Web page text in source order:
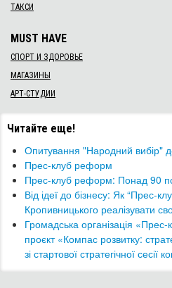
ТАКСИ
MUST HAVE
СПОРТ И ЗДОРОВЬЕ
МАГАЗИНЫ
АРТ-СТУДИИ
Читайте еще!
Опитування "Народний вибір"
Прес-клуб реформ
Прес-клуб реформ: Понад 90
​Від ідеї до бізнесу: Як “Прес-
Кропивницького реалізувати
​Громадська організація
проєкт «Компас розвитку:
зі стартової стратегічної сесії